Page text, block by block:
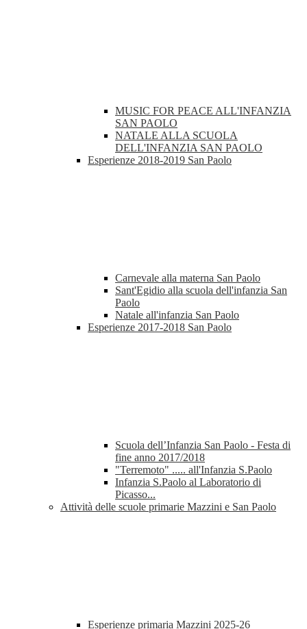
MUSIC FOR PEACE ALL'INFANZIA
SAN PAOLO
NATALE ALLA SCUOLA
DELL'INFANZIA SAN PAOLO
Esperienze 2018-2019 San Paolo
Carnevale alla materna San Paolo
Sant'Egidio alla scuola dell'infanzia San
Paolo
Natale all'infanzia San Paolo
Esperienze 2017-2018 San Paolo
Scuola dell’Infanzia San Paolo - Festa di
fine anno 2017/2018
"Terremoto" ..... all'Infanzia S.Paolo
Infanzia S.Paolo al Laboratorio di
Picasso...
Attività delle scuole primarie Mazzini e San Paolo
Esperienze primaria Mazzini 2025-26